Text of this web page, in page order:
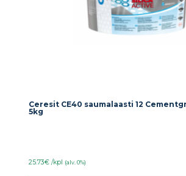
Ceresit CE40 saumalaasti 12
5kg
25.73€ /kpl (alv. 0%)